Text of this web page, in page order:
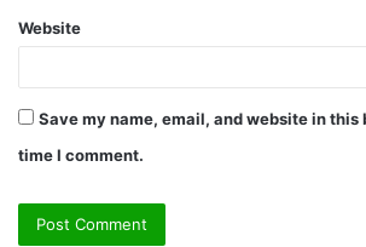
Website
Save my name, email, and website in this
time I comment.